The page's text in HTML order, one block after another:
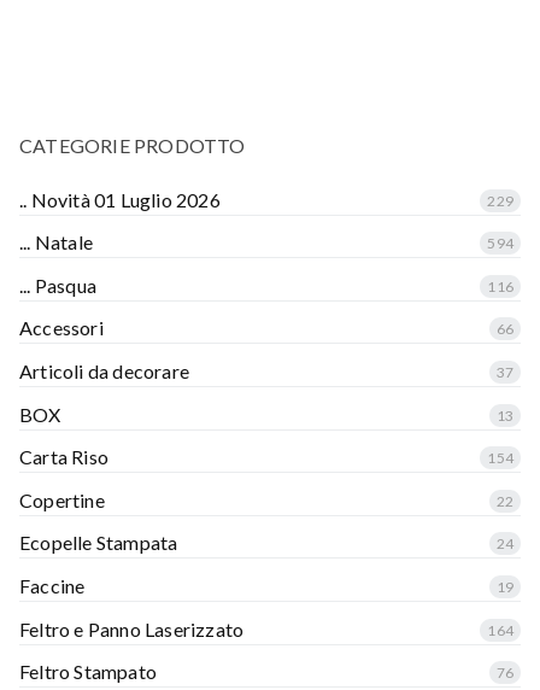
CATEGORIE PRODOTTO
.. Novità 01 Luglio 2026 229
... Natale 594
... Pasqua 116
Accessori 66
Articoli da decorare 37
BOX 13
Carta Riso 154
Copertine 22
Ecopelle Stampata 24
Faccine 19
Feltro e Panno Laserizzato 164
Feltro Stampato 76